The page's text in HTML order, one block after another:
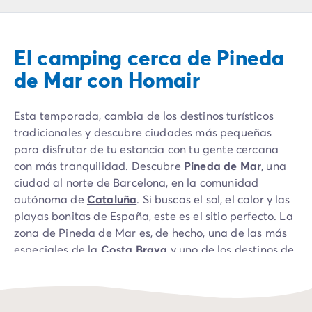
Camping Tarragona
Camping Comunidad Valenciana
Camping Costa Blanca
Camping Alicante
Camping Benidorm
Camping Costa de Azahar
Camping Peniscola
Camping Portugal
Camping Algarve
Camping Norte de Portugal
Camping Oporto
Camping Francia
Camping Dordoña - Périgord
El camping cerca de Pineda
de Mar con Homair
Esta temporada, cambia de los destinos turísticos
tradicionales y descubre ciudades más pequeñas
para disfrutar de tu estancia con tu gente cercana
con más tranquilidad. Descubre Pineda de Mar, una
ciudad al norte de Barcelona, en la comunidad
autónoma de Cataluña. Si buscas el sol, el calor y las
playas bonitas de España, este es el sitio perfecto. La
zona de Pineda de Mar es, de hecho, una de las más
especiales de la Costa Brava y uno de los destinos de
destacando por su gran playa de arena dorada y por
la belleza del Parque Nacional de Montenegro.